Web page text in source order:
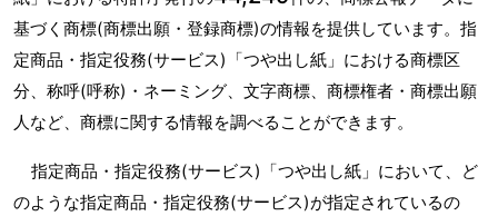
基づく商標(商標出願・登録商標)の情報を提供しています。指
定商品・指定役務(サービス)「つや出し紙」における商標区
分、称呼(呼称)・ネーミング、文字商標、商標権者・商標出願
人など、商標に関する情報を調べることができます。
指定商品・指定役務(サービス)「つや出し紙」において、ど
のような指定商品・指定役務(サービス)が指定されているの